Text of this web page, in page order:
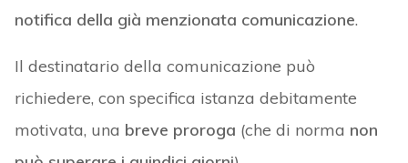
notifica della già menzionata comunicazione.
Il destinatario della comunicazione può
richiedere, con specifica istanza debitamente
motivata, una breve proroga (che di norma non